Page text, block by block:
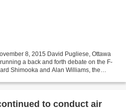
8, 2015 David Pugliese, Ottawa
a back and forth debate on the F-
Shimooka and Alan Williams, the
to conduct air